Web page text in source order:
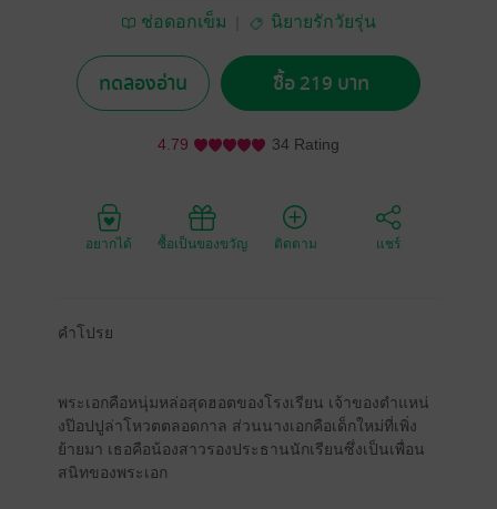
ช่อดอกเข็ม นิยายรักวัยรุ่น
ทดลองอ่าน ซื้อ 219 บาท
4.79 34 Rating
อยากได้ ซื้อเป็นของขวัญ ติดตาม แชร์
คำโปรย
พระเอกคือหนุ่มหล่อสุดฮอตของโรงเรียน เจ้าของตำแหน่
งป๊อปปูล่าโหวตตลอดกาล ส่วนนางเอกคือเด็กใหม่ที่เพิ่ง
ย้ายมา เธอคือน้องสาวรองประธานนักเรียนซึ่งเป็นเพื่อน
สนิทของพระเอก